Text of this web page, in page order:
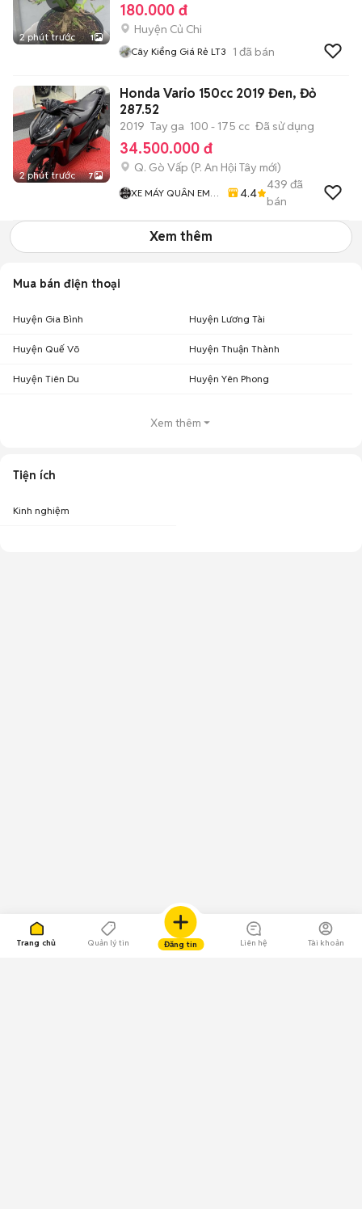
Trang chủ Quản lý tin Đăng tin Liên hệ Tài khoản
2 phút trước 1
180.000 đ
Huyện Củ Chi
Cây Kiểng Giá Rẻ LT3 1 đã bán
2 phút trước 7
Honda Vario 150cc 2019 Đen, Đỏ
287.52
2019 Tay ga 100 - 175 cc Đã sử dụng
34.500.000 đ
Q. Gò Vấp (P. An Hội Tây mới)
XE MÁY QUÂN EM
4.4
439 đã
bán
Xem thêm
Mua bán điện thoại
Huyện Gia Bình Huyện Lương Tài
Huyện Quế Võ Huyện Thuận Thành
Huyện Tiên Du Huyện Yên Phong
Xem thêm
Tiện ích
Kinh nghiệm